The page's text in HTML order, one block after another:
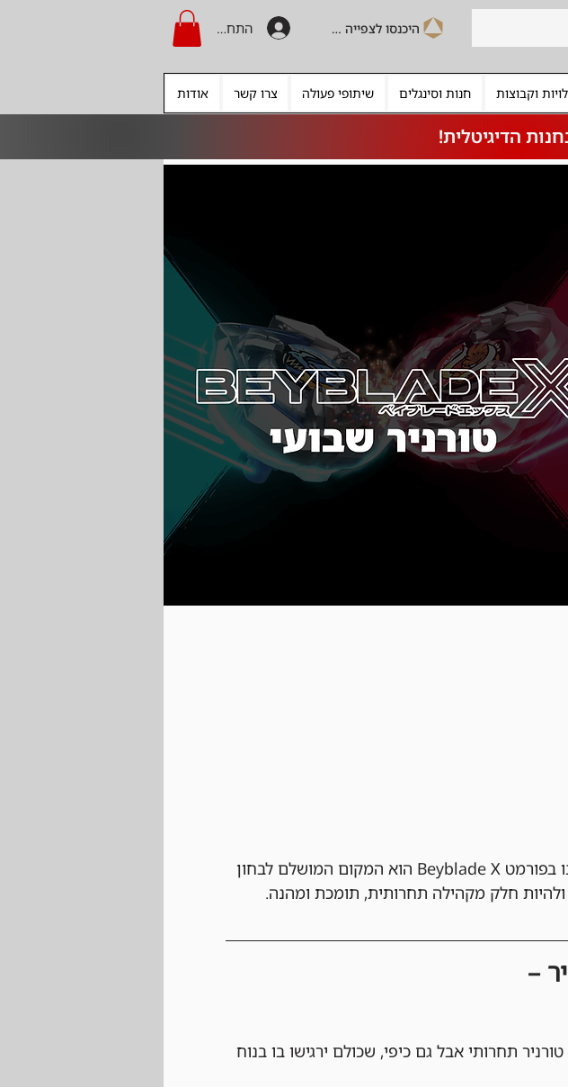
התחברות היכנסו לצפייה בקרדיט
וקבוצות חנות וסינגלים שיתופי פעולה צרו קשר אודות
הדיגיטלית!
הטורניר השבועי שלנו בפורמט Beyblade X הוא המקום המושלם לבחון
–
תחרותי אבל גם כיפי, שכולם ירגישו בו בנוח